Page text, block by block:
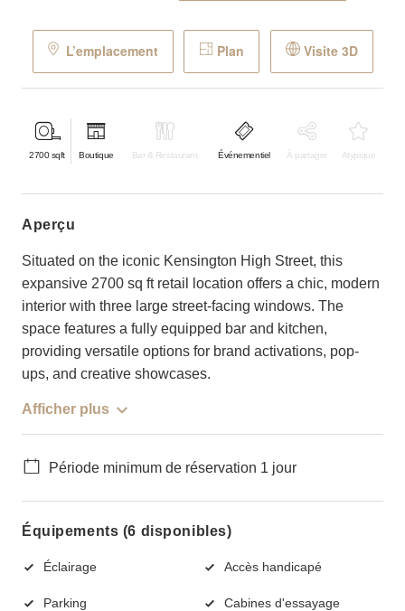
L’emplacement Plan Visite 3D
2700 sqft Boutique Bar & Restaurant Événementiel À partager Atypique
aperçu
Situated on the iconic Kensington High Street, this
expansive 2700 sq ft retail location offers a chic, modern
interior with three large street-facing windows. The
space features a fully equipped bar and kitchen,
providing versatile options for brand activations, pop-
ups, and creative showcases.
Afficher plus
Période minimum de réservation 1 jour
Équipements (6 disponibles)
Éclairage Accès handicapé
Parking Cabines d'essayage